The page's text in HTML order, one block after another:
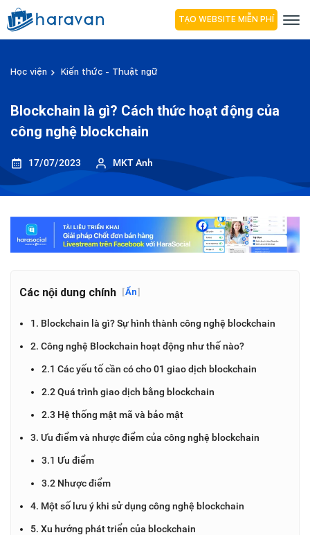
TẠO WEBSITE MIỄN PHÍ
Học viện Kiến thức - Thuật ngữ
Blockchain là gì? Cách thức hoạt động của
công nghệ blockchain
17/07/2023 MKT Anh
Các nội dung chính [Ẩn]
1. Blockchain là gì? Sự hình thành công nghệ blockchain
2. Công nghệ Blockchain hoạt động như thế nào?
2.1 Các yếu tố cần có cho 01 giao dịch blockchain
2.2 Quá trình giao dịch bằng blockchain
2.3 Hệ thống mật mã và bảo mật
3. Ưu điểm và nhược điểm của công nghệ blockchain
3.1 Ưu điểm
3.2 Nhược điểm
4. Một số lưu ý khi sử dụng công nghệ blockchain
5. Xu hướng phát triển của blockchain